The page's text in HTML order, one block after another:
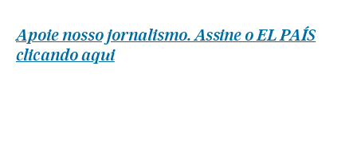
Apoie nosso jornalismo. Assine o EL PAÍS
clicando aqui